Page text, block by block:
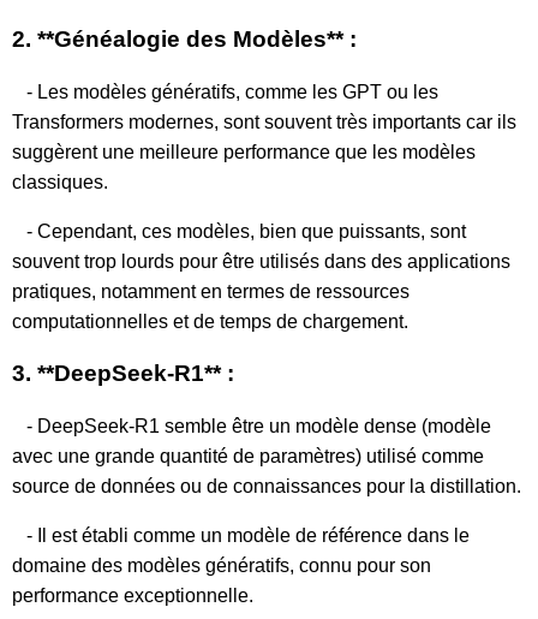
2. **Généalogie des Modèles** :
- Les modèles génératifs, comme les GPT ou les
Transformers modernes, sont souvent très importants car ils
suggèrent une meilleure performance que les modèles
classiques.
- Cependant, ces modèles, bien que puissants, sont
souvent trop lourds pour être utilisés dans des applications
pratiques, notamment en termes de ressources
computationnelles et de temps de chargement.
3. **DeepSeek-R1** :
- DeepSeek-R1 semble être un modèle dense (modèle
avec une grande quantité de paramètres) utilisé comme
source de données ou de connaissances pour la distillation.
- Il est établi comme un modèle de référence dans le
domaine des modèles génératifs, connu pour son
performance exceptionnelle.